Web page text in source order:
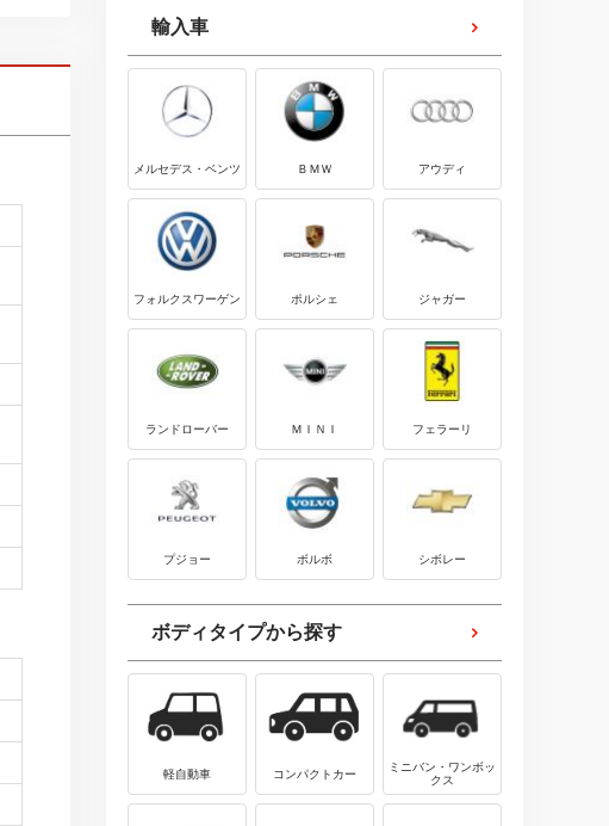
輸入車
メルセデス・ベンツ ＢＭＷ アウディ
フォルクスワーゲン ポルシェ ジャガー
ランドローバー ＭＩＮＩ フェラーリ
プジョー ボルボ シボレー
ボディタイプから探す
軽自動車 コンパクトカー
ミニバン・ワンボッ
クス